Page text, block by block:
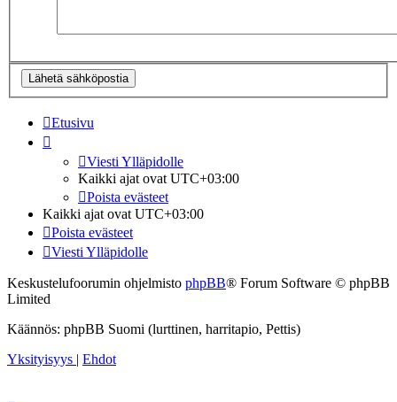
Etusivu
Viesti Ylläpidolle
Kaikki ajat ovatUTC+03:00
Poista evästeet
Kaikki ajat ovatUTC+03:00
Poista evästeet
Viesti Ylläpidolle
Keskustelufoorumin ohjelmisto phpBB® Forum Software © phpBB
Limited
Käännös: phpBB Suomi (lurttinen, harritapio, Pettis)
Yksityisyys
Ehdot